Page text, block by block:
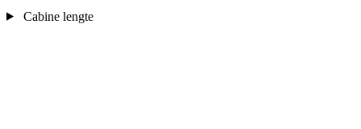
Cabine lengte